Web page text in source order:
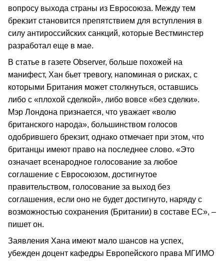
вопросу выхода страны из Евросоюза. Между тем
брекзит становится препятствием для вступления в
силу антироссийских санкций, которые Вестминстер
разработал еще в мае.
В статье в газете Observer, больше похожей на
манифест, Хан бьет тревогу, напоминая о рисках, с
которыми Британия может столкнуться, оставшись
либо с «плохой сделкой», либо вовсе «без сделки».
Мэр Лондона признается, что уважает «волю
британского народа», большинством голосов
одобрившего брекзит, однако отмечает при этом, что
британцы имеют право на последнее слово. «Это
означает всенародное голосование за любое
соглашение с Евросоюзом, достигнутое
правительством, голосование за выход без
соглашения, если оно не будет достигнуто, наряду с
возможностью сохранения (Британии) в составе ЕС», –
пишет он.
Заявления Хана имеют мало шансов на успех,
убежден доцент кафедры Европейского права МГИМО